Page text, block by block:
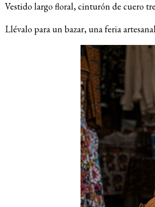
Vestido largo floral, cinturón de cuero
Llévalo para un bazar, una feria